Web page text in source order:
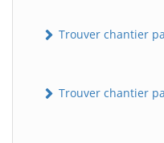
Trouver chantier
Trouver chantier